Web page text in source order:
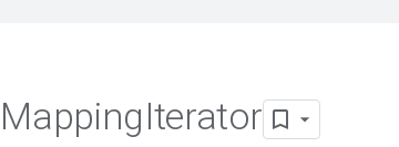
MappingIterator